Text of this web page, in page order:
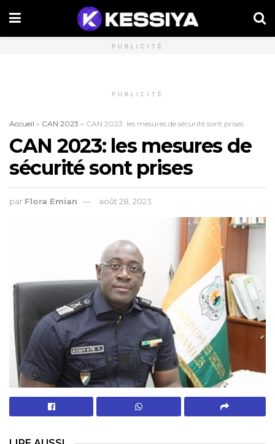
PUBLICITÉ
PUBLICITÉ
Accueil » CAN 2023 » CAN 2023: les mesures de sécurité sont prises
CAN 2023: les mesures de
sécurité sont prises
par Flora Emian août 28, 2023